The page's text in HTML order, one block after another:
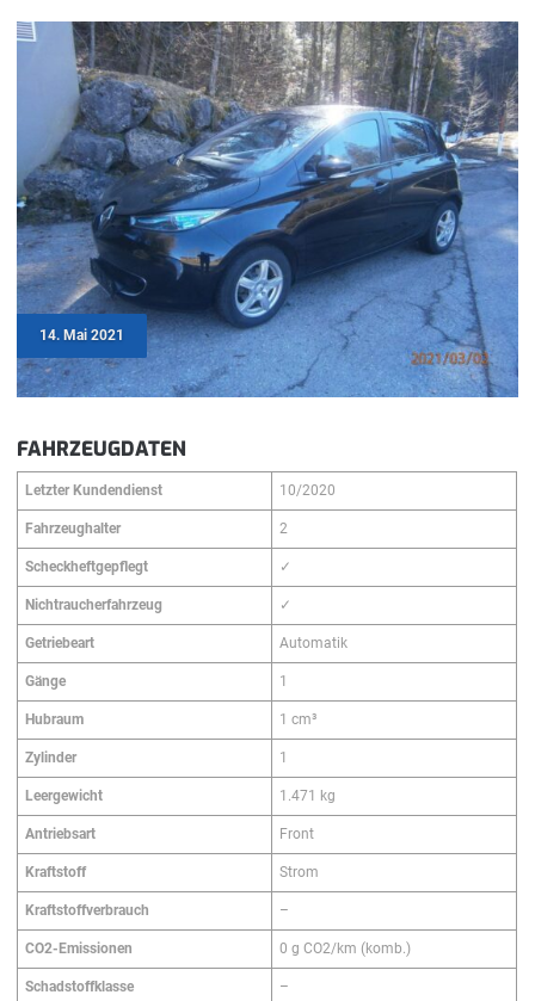
14. Mai 2021
FAHRZEUGDATEN
Letzter Kundendienst 10/2020
Fahrzeughalter 2
Scheckheftgepflegt ✓
Nichtraucherfahrzeug ✓
Getriebeart Automatik
Gänge 1
Hubraum 1 cm³
Zylinder 1
Leergewicht 1.471 kg
Antriebsart Front
Kraftstoff Strom
Kraftstoffverbrauch –
CO2-Emissionen 0 g CO2/km (komb.)
Schadstoffklasse –